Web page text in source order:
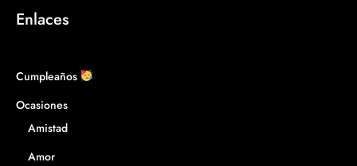
Enlaces
Cumpleaños
Ocasiones
Amistad
Amor